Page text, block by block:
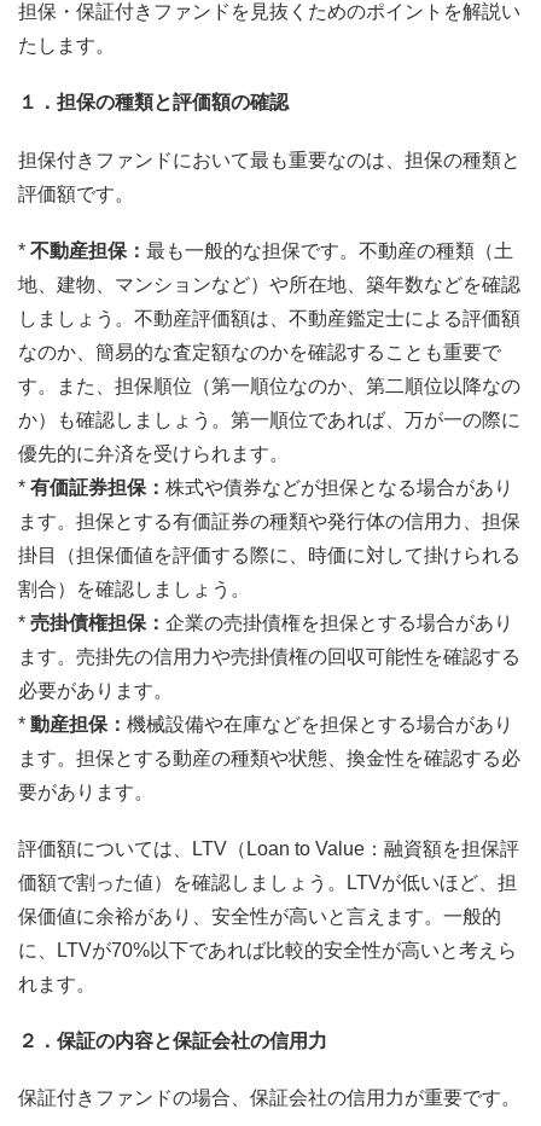
担保・保証付きファンドを見抜くためのポイントを解説い
たします。
１．担保の種類と評価額の確認
担保付きファンドにおいて最も重要なのは、担保の種類と
評価額です。
* 不動産担保： 最も一般的な担保です。不動産の種類（土
地、建物、マンションなど）や所在地、築年数などを確認
しましょう。不動産評価額は、不動産鑑定士による評価額
なのか、簡易的な査定額なのかを確認することも重要で
す。また、担保順位（第一順位なのか、第二順位以降なの
か）も確認しましょう。第一順位であれば、万が一の際に
優先的に弁済を受けられます。
* 有価証券担保： 株式や債券などが担保となる場合があり
ます。担保とする有価証券の種類や発行体の信用力、担保
掛目（担保価値を評価する際に、時価に対して掛けられる
割合）を確認しましょう。
* 売掛債権担保： 企業の売掛債権を担保とする場合があり
ます。売掛先の信用力や売掛債権の回収可能性を確認する
必要があります。
* 動産担保： 機械設備や在庫などを担保とする場合があり
ます。担保とする動産の種類や状態、換金性を確認する必
要があります。
評価額については、LTV（Loan to Value：融資額を担保評
価額で割った値）を確認しましょう。LTVが低いほど、担
保価値に余裕があり、安全性が高いと言えます。一般的
に、LTVが70%以下であれば比較的安全性が高いと考えら
れます。
２．保証の内容と保証会社の信用力
保証付きファンドの場合、保証会社の信用力が重要です。